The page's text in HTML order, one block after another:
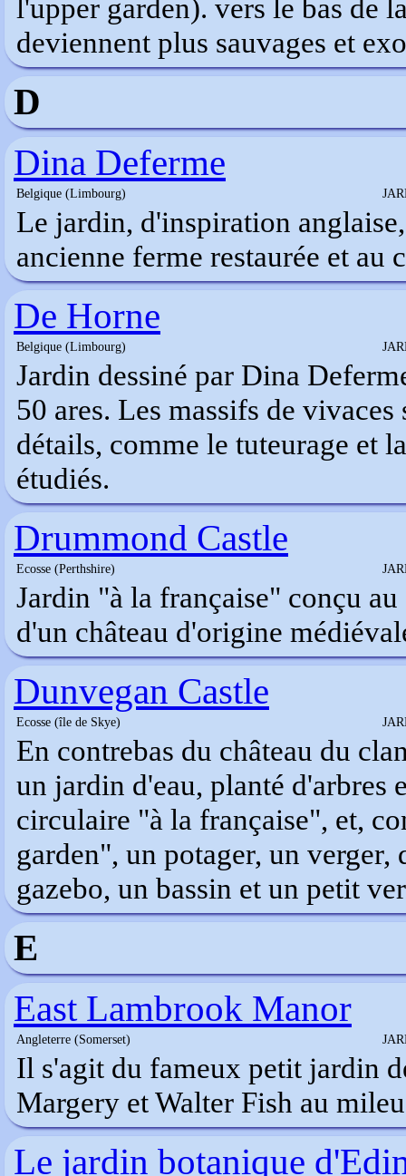
l'upper garden). vers le bas de
deviennent plus sauvages et
D
Dina Deferme
Belgique (Limbourg)
Le jardin, d'inspiration
ancienne ferme restaurée et au
De Horne
Belgique (Limbourg)
Jardin dessiné par Dina
50 ares. Les massifs de
détails, comme le tuteurage et
étudiés.
Drummond Castle
Ecosse (Perthshire)
Jardin "à la française" conçu
d'un château d'origine
Dunvegan Castle
Ecosse (île de Skye)
En contrebas du château du
un jardin d'eau, planté d'arbres
circulaire "à la française", et,
garden", un potager, un verger,
gazebo, un bassin et un petit
E
East Lambrook Manor
Angleterre (Somerset)
Il s'agit du fameux petit jardin
Margery et Walter Fish au
Le jardin botanique